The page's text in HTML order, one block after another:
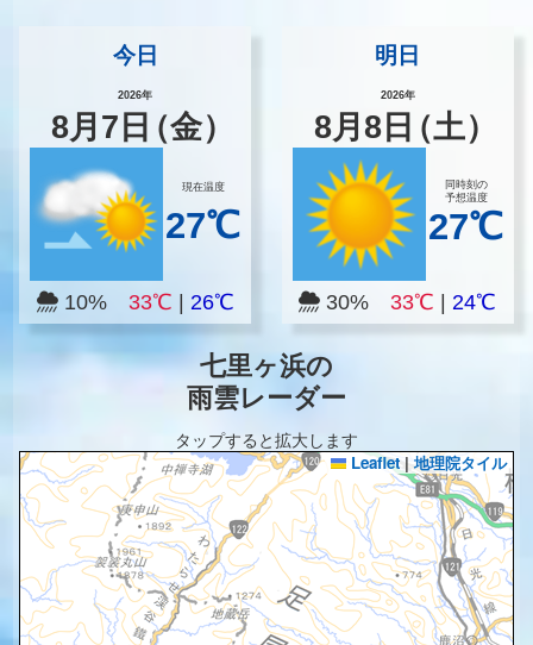
今日
2026年
8月 7 日（金）
現在温度
27℃
10% 33℃ 26℃
明日
2026年
8月8 日（土）
同時刻の
予想温度
27℃
30%33℃ |24℃
七里ヶ浜の
雨雲レーダー
タップすると拡大します
Leaflet | 地理院タイル